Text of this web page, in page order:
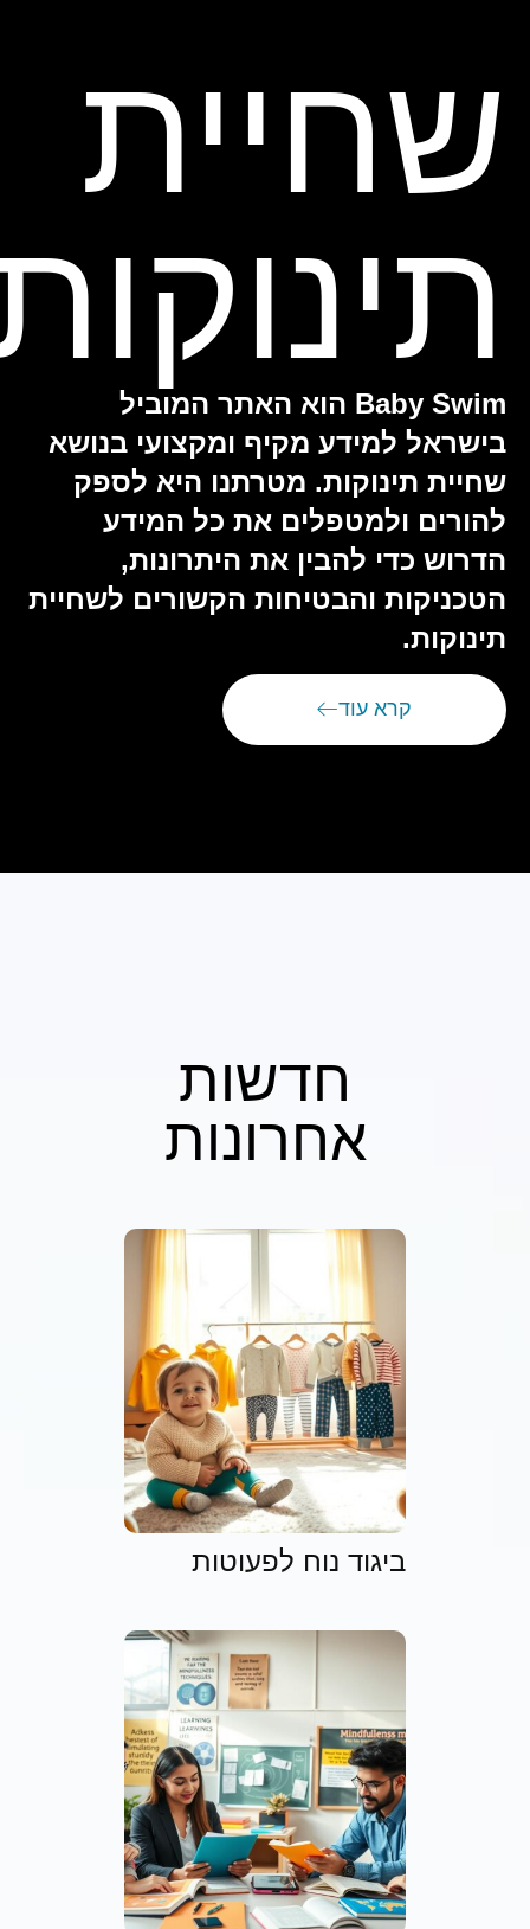
שחיית
תינוקות
Baby Swim הוא האתר המוביל
בישראל למידע מקיף ומקצועי בנושא
שחיית תינוקות. מטרתנו היא לספק
להורים ולמטפלים את כל המידע
הדרוש כדי להבין את היתרונות,
הטכניקות והבטיחות הקשורים לשחיית
תינוקות.
קרא עוד
חדשות
אחרונות
ביגוד נוח לפעוטות